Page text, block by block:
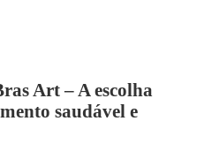
Art – A escolha
saudável e